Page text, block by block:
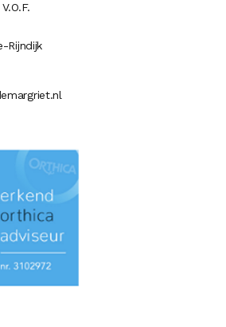
Rijndijk